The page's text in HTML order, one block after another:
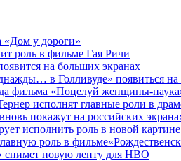
«Дом у дороги»
роль в фильме Гая Ричи
на больших экранах
в Голливуде» появиться на
фильма «Поцелуй женщины-
исполнят главные роли в
покажут на российских
исполнить роль в новой
роль в
снимет новую ленту для HBO